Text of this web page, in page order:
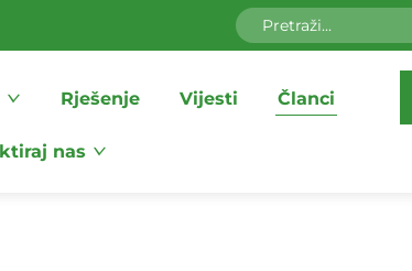
Rješenje Vijesti Članci
nas